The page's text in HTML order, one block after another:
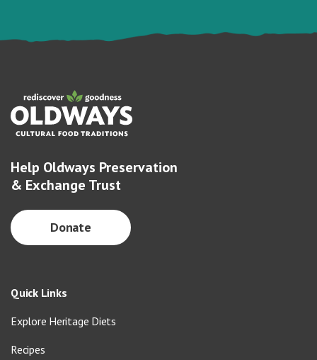
Help Oldways Preservation
& Exchange Trust
Donate
Quick Links
Explore Heritage Diets
Recipes